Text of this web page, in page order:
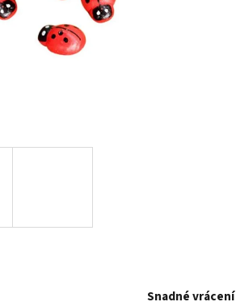
Snadné vrácení